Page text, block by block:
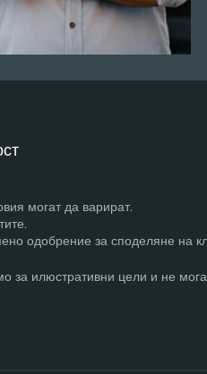
могат да варират.
одобрение за споделяне на
за илюстративни цели и не